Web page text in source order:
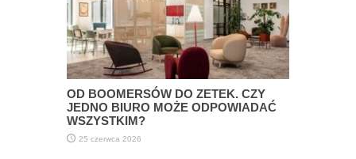
OD BOOMERSÓW DO ZETEK. CZY
JEDNO BIURO MOŻE ODPOWIADAĆ
WSZYSTKIM?
25 czerwca 2026